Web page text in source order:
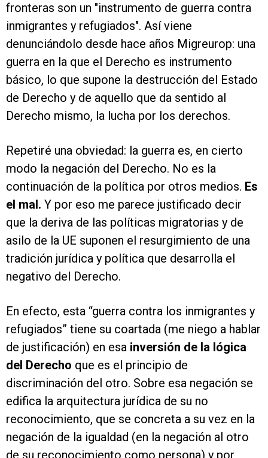
fronteras son un "instrumento de guerra contra
inmigrantes y refugiados". Así viene
denunciándolo desde hace años Migreurop: una
guerra en la que el Derecho es instrumento
básico, lo que supone la destrucción del Estado
de Derecho y de aquello que da sentido al
Derecho mismo, la lucha por los derechos.
Repetiré una obviedad: la guerra es, en cierto
modo la negación del Derecho. No es la
continuación de la política por otros medios. Es
el mal. Y por eso me parece justificado decir
que la deriva de las políticas migratorias y de
asilo de la UE suponen el resurgimiento de una
tradición jurídica y política que desarrolla el
negativo del Derecho.
En efecto, esta “guerra contra los inmigrantes y
refugiados” tiene su coartada (me niego a hablar
de justificación) en esa inversión de la lógica
del Derecho que es el principio de
discriminación del otro. Sobre esa negación se
edifica la arquitectura jurídica de su no
reconocimiento, que se concreta a su vez en la
negación de la igualdad (en la negación al otro
de su reconocimiento como persona) y por